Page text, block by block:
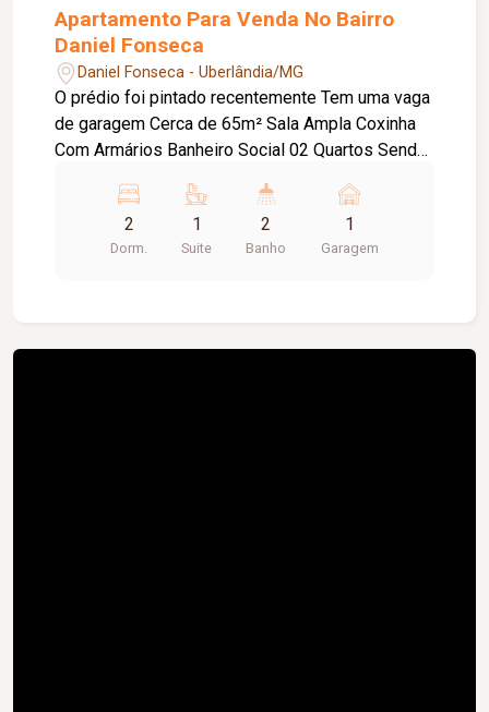
Apartamento Para Venda No Bairro
Daniel Fonseca
Daniel Fonseca - Uberlândia/MG
O prédio foi pintado recentemente Tem uma vaga
de garagem Cerca de 65m² Sala Ampla Coxinha
Com Armários Banheiro Social 02 Quartos Sendo
2
Dorm.
1
Suite
2
Banho
1
Garagem